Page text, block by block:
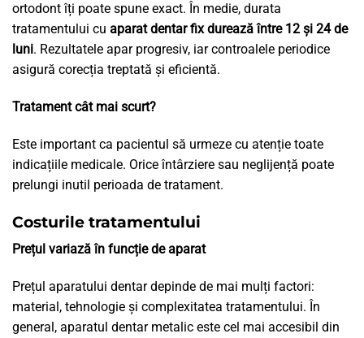
ortodont îți poate spune exact. În medie, durata
tratamentului cu aparat dentar fix durează între 12 și 24 de
luni. Rezultatele apar progresiv, iar controalele periodice
asigură corecția treptată și eficientă.
Tratament cât mai scurt?
Este important ca pacientul să urmeze cu atenție toate
indicațiile medicale. Orice întârziere sau neglijență poate
prelungi inutil perioada de tratament.
Costurile tratamentului
Prețul variază în funcție de aparat
Prețul aparatului dentar depinde de mai mulți factori:
material, tehnologie și complexitatea tratamentului. În
general, aparatul dentar metalic este cel mai accesibil din